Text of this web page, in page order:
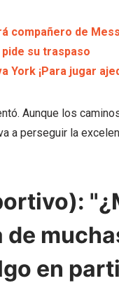
compañero de
su traspaso
York ¡Para jugar
Aunque los
a perseguir la
de
en